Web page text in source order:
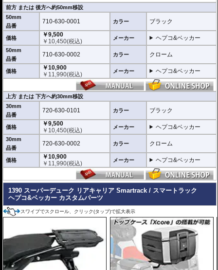
前方 または 後方へ約50mm移設
50mm
品番
710-630-0001 カラー ブラック
価格
￥9,500
￥ 10,450(税込) メーカー ヘプコ&ベッカー
50mm
品番
710-630-0002 カラー クローム
価格
￥10,900
￥ 11,990(税込) メーカー ヘプコ&ベッカー
上方 または 下方へ約30mm移設
30mm
品番
720-630-0101 カラー ブラック
価格
￥9,500
￥ 10,450(税込) メーカー ヘプコ&ベッカー
30mm
品番
720-630-0002 カラー クローム
価格
￥10,900
￥ 11,990(税込) メーカー ヘプコ&ベッカー
1390 スーパーデューク リアキャリア Smartrack / スマートラック
ヘプコ&ベッカー カスタムパーツ
スワイプでスクロール、クリック(タップ)で拡大表示